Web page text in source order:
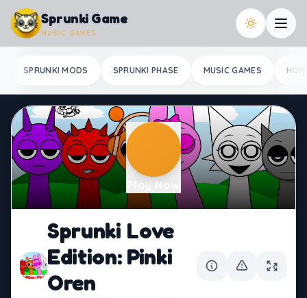
Skip to content
Sprunki Game
MUSIC GAMES
SPRUNKI MODS SPRUNKI PHASE MUSIC GAMES
Play Now
Sprunki Love
Edition: Pinki
Oren